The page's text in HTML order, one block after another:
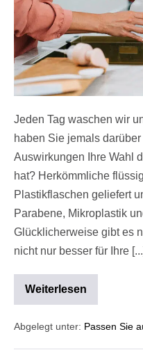
Jeden Tag waschen wir
haben Sie jemals
Auswirkungen Ihre Wahl
hat? Herkömmliche
Plastikflaschen geliefert
Parabene, Mikroplastik
Glücklicherweise gibt es
nicht nur besser für Ihre
Weiterlesen
Abgelegt unter: Passen Sie